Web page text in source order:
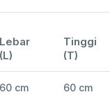
Lebar
(L)
Tinggi
(T)
60 cm 60 cm